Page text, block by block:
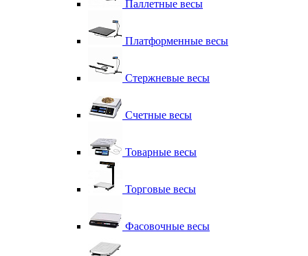
Паллетные весы
Платформенные весы
Стержневые весы
Счетные весы
Товарные весы
Торговые весы
Фасовочные весы